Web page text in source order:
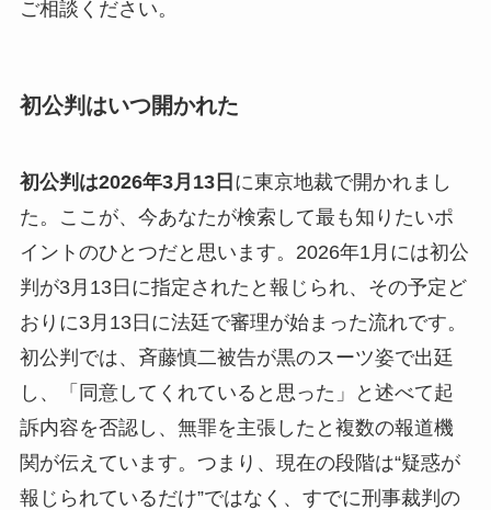
ご相談ください。
初公判はいつ開かれた
初公判は2026年3月13日 に東京地裁で開かれまし
た。ここが、今あなたが検索して最も知りたいポ
イントのひとつだと思います。2026年1月には初公
判が3月13日に指定されたと報じられ、その予定ど
おりに3月13日に法廷で審理が始まった流れです。
初公判では、斉藤慎二被告が黒のスーツ姿で出廷
し、「同意してくれていると思った」と述べて起
訴内容を否認し、無罪を主張したと複数の報道機
関が伝えています。つまり、現在の段階は“疑惑が
報じられているだけ”ではなく、すでに刑事裁判の